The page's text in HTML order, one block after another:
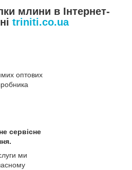
млини в Інтернет-
triniti.co.ua
оптових
сервісне
ми